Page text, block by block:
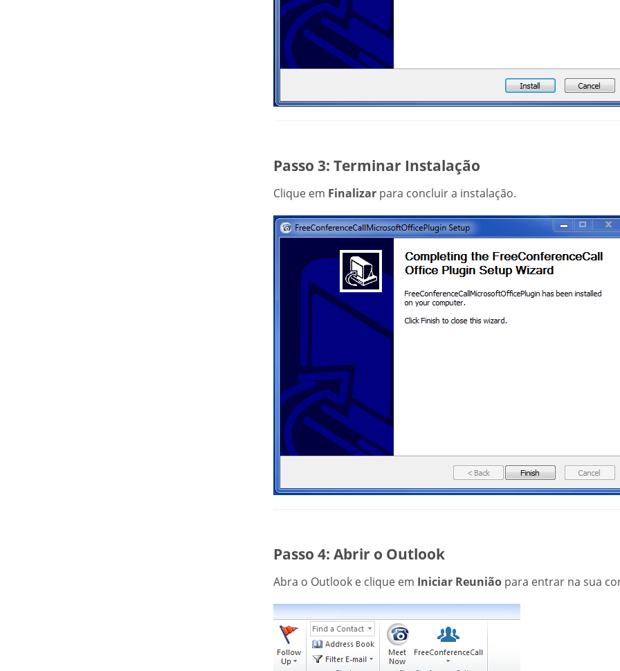
Passo 3: Terminar Instalação
Clique em Finalizarpara concluir a instalação.
Passo 4: Abrir o Outlook
Abra o Outlook e clique em Iniciar Reuniãopara entrar na sua